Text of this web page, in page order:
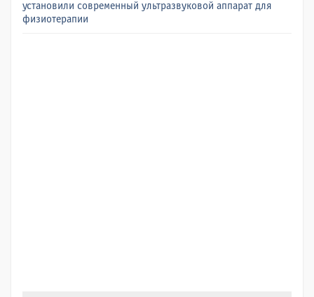
установили современный ультразвуковой аппарат для
физиотерапии